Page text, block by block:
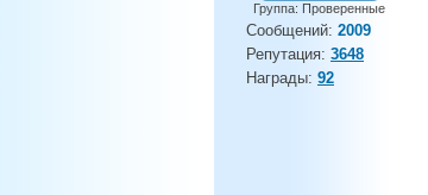
Группа: Проверенные
Сообщений: 2009
Репутация: 3648
Награды: 92